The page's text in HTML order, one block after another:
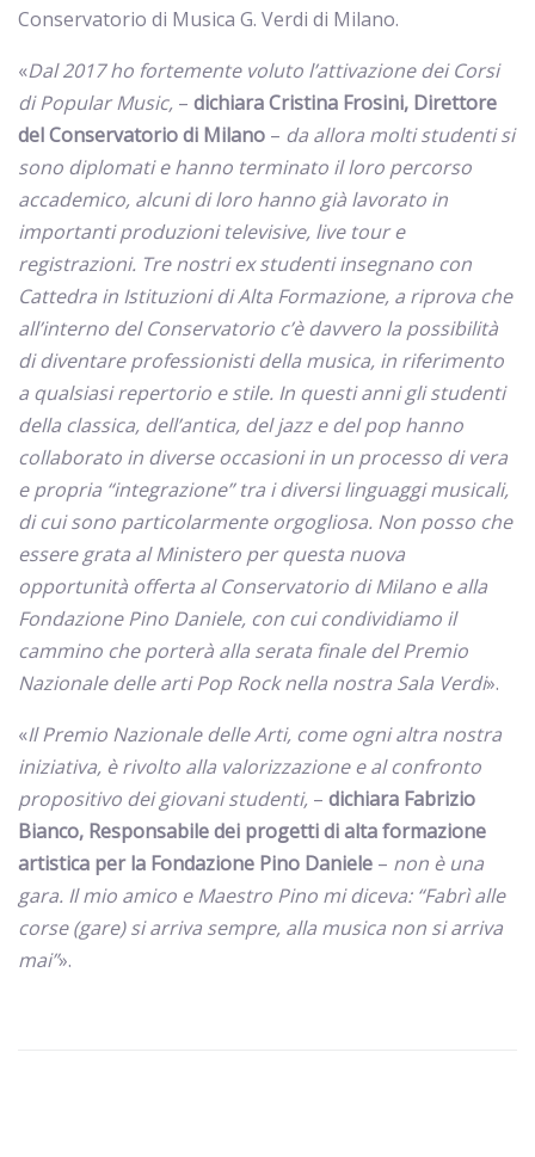
Conservatorio di Musica G. Verdi di Milano.
«Dal 2017 ho fortemente voluto l’attivazione dei Corsi
di Popular Music, – dichiara Cristina Frosini, Direttore
del Conservatorio di Milano – da allora molti studenti si
sono diplomati e hanno terminato il loro percorso
accademico, alcuni di loro hanno già lavorato in
importanti produzioni televisive, live tour e
registrazioni. Tre nostri ex studenti insegnano con
Cattedra in Istituzioni di Alta Formazione, a riprova che
all’interno del Conservatorio c’è davvero la possibilità
di diventare professionisti della musica, in riferimento
a qualsiasi repertorio e stile. In questi anni gli studenti
della classica, dell’antica, del jazz e del pop hanno
collaborato in diverse occasioni in un processo di vera
e propria “integrazione” tra i diversi linguaggi musicali,
di cui sono particolarmente orgogliosa. Non posso che
essere grata al Ministero per questa nuova
opportunità offerta al Conservatorio di Milano e alla
Fondazione Pino Daniele, con cui condividiamo il
cammino che porterà alla serata finale del Premio
Nazionale delle arti Pop Rock nella nostra Sala Verdi».
«Il Premio Nazionale delle Arti, come ogni altra nostra
iniziativa, è rivolto alla valorizzazione e al confronto
propositivo dei giovani studenti, – dichiara Fabrizio
Bianco, Responsabile dei progetti di alta formazione
artistica per la Fondazione Pino Daniele – non è una
gara. Il mio amico e Maestro Pino mi diceva: “Fabrì alle
corse (gare) si arriva sempre, alla musica non si arriva
mai”».